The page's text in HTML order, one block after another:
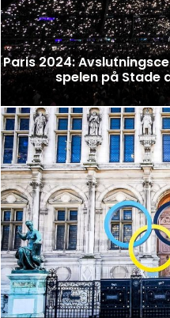
Paris 2024:
spelen på Stade